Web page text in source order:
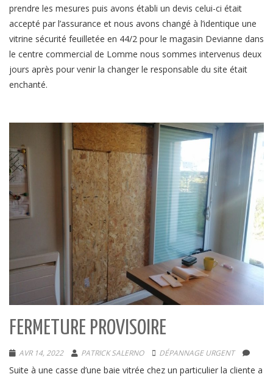
prendre les mesures puis avons établi un devis celui-ci était
accepté par l’assurance et nous avons changé à l’identique une
vitrine sécurité feuilletée en 44/2 pour le magasin Devianne dans
le centre commercial de Lomme nous sommes intervenus deux
jours après pour venir la changer le responsable du site était
enchanté.
FERMETURE PROVISOIRE
AVR 14, 2022 PATRICK SALERNO DÉPANNAGE URGENT
Suite à une casse d’une baie vitrée chez un particulier la cliente a